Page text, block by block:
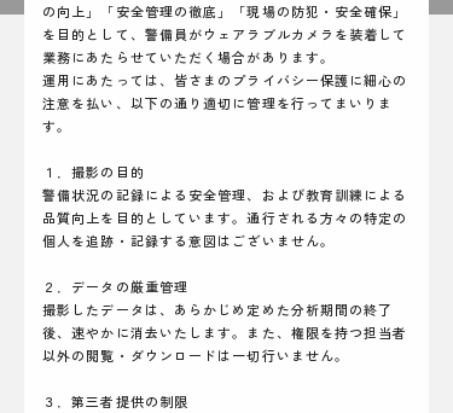
採用情報 お問い合わせ
の向上」「安全管理の徹底」「現場の防犯・安全確保」
を目的として、警備員がウェアラブルカメラを装着して
業務にあたらせていただく場合があります。
運用にあたっては、皆さまのプライバシー保護に細心の
注意を払い、以下の通り適切に管理を行ってまいりま
す。
１．撮影の目的
警備状況の記録による安全管理、および教育訓練による
品質向上を目的としています。通行される方々の特定の
個人を追跡・記録する意図はございません。
２．データの厳重管理
撮影したデータは、あらかじめ定めた分析期間の終了
後、速やかに消去いたします。また、権限を持つ担当者
以外の閲覧・ダウンロードは一切行いません。
３．第三者提供の制限